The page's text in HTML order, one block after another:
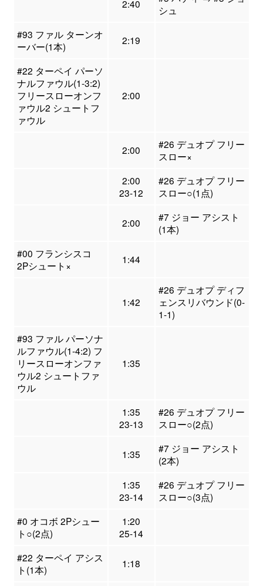
2:40
シュ
#93 ファル ターンオ
ーバー(1本)
2:19
#22 ターペイ パーソ
ナルファウル(1-3:2)
フリースローオンフ
ァウル2 シュートフ
ァウル
2:00
2:00
#26 デュオプ フリー
スロー×
2:00
23-12
#26 デュオプ フリー
スロー○(1点)
2:00
#7 ジョー アシスト
(1本)
#00 フランシスコ
2Pシュート×
1:44
1:42
#26 デュオプ ディフ
ェンスリバウンド(0-
1-1)
#93 ファル パーソナ
ルファウル(1-4:2) フ
リースローオンファ
ウル2 シュートファ
ウル
1:35
1:35
23-13
#26 デュオプ フリー
スロー○(2点)
1:35
#7 ジョー アシスト
(2本)
1:35
23-14
#26 デュオプ フリー
スロー○(3点)
#0 オコボ 2Pシュー
ト○(2点)
1:20
25-14
#22 ターペイ アシス
ト(1本)
1:18